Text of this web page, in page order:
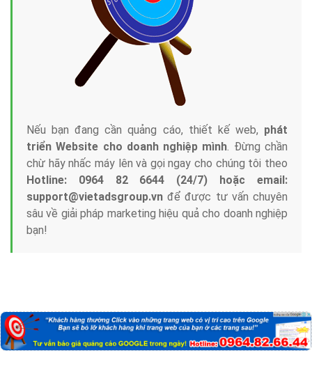
Nếu bạn đang cần quảng cáo, thiết kế web, phát
triển Website cho doanh nghiệp mình. Đừng chần
chừ hãy nhấc máy lên và gọi ngay cho chúng tôi theo
Hotline: 0964 82 6644 (24/7) hoặc email:
support@vietadsgroup.vn để được tư vấn chuyên
sâu về giải pháp marketing hiệu quả cho doanh nghiệp
bạn!